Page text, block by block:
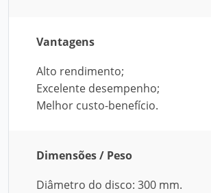
Vantagens
Alto rendimento;
Excelente desempenho;
Melhor custo-benefício.
Dimensões / Peso
Diâmetro do disco: 300 mm.